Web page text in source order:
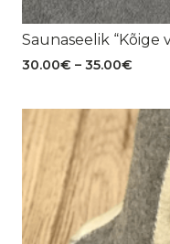
Saunaseelik “Kõige
30.00€ – 35.00€